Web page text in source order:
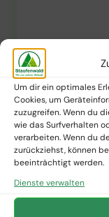
Um dir ein optimales
Cookies, um
zuzugreifen. Wenn du
wie das Surfverhalten
verarbeiten. Wenn du
zurückziehst, können
beeinträchtigt werden.
Dienste verwalten
IM
PFLANZNEWS
Fressen